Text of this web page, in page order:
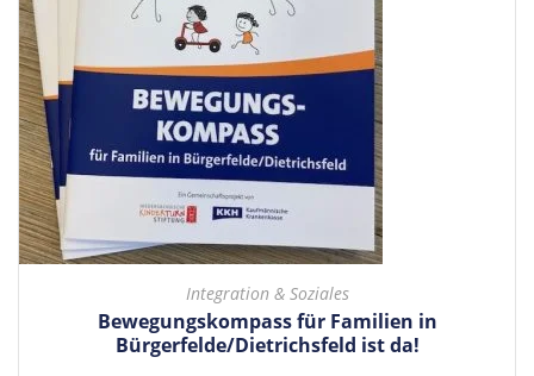
Integration & Soziales
Bewegungskompass für Familien in
Bürgerfelde/Dietrichsfeld ist da!